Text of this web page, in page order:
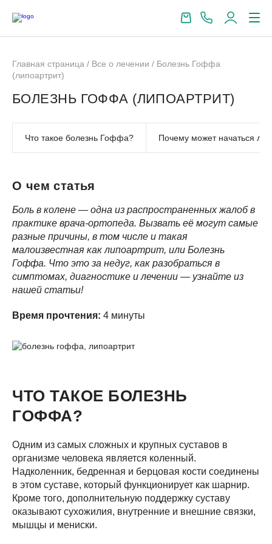
Главная страница / Все о лечении / Болезнь Гоффа
(липоартрит)
БОЛЕЗНЬ ГОФФА (ЛИПОАРТРИТ)
Что такое болезнь Гоффа? Почему может начаться
О чем статья
Боль в колене — одна из распространенных жалоб в
практике врача-ортопеда. Вызвать её могут самые
разные причины, в том числе и такая
малоизвестная как липоартрит, или Болезнь
Гоффа. Что это за недуг, как разобраться в
симптомах, диагностике и лечении — узнайте из
нашей статьи!
Время прочтения: 4 минуты
ЧТО ТАКОЕ БОЛЕЗНЬ
ГОФФА?
Одним из самых сложных и крупных суставов в
организме человека является коленный.
Надколенник, бедренная и берцовая кости соединены
в этом суставе, который функционирует как шарнир.
Кроме того, дополнительную поддержку суставу
оказывают сухожилия, внутренние и внешние связки,
мышцы и мениски.